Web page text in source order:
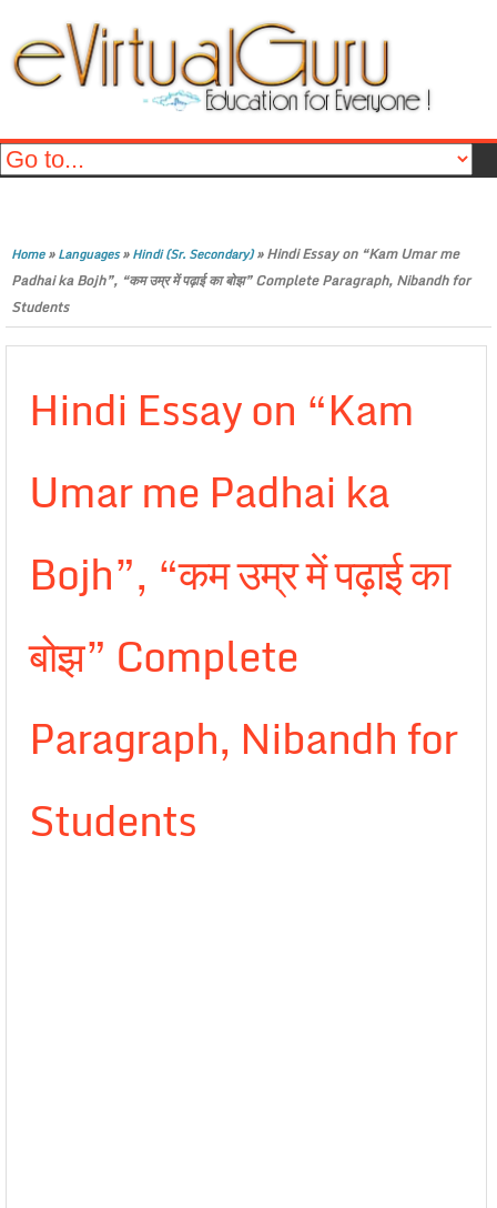
Home»Languages»Hindi (Sr. Secondary)»Hindi Essay on “Kam Umar me
Padhai ka Bojh”, “कम उम्र में पढ़ाई का बोझ” Complete Paragraph, Nibandh for
Students
Hindi Essay on “Kam
Umar me Padhai ka
Bojh”, “कम उम्र में पढ़ाई का
बोझ” Complete
Paragraph, Nibandh for
Students